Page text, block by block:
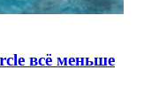
всё меньше